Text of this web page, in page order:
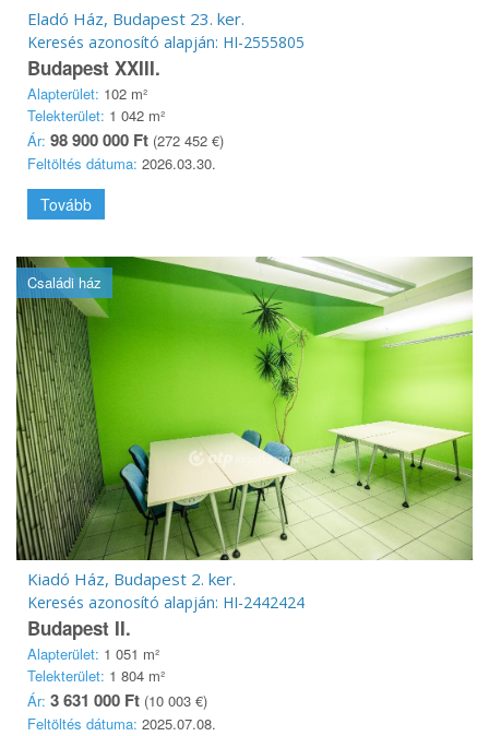
Eladó Ház, Budapest 23. ker.
Keresés azonosító alapján: HI-2555805
Budapest XXIII.
Alapterület: 102 m²
Telekterület: 1 042 m²
Ár: 98 900 000 Ft (272 452 €)
Feltöltés dátuma: 2026.03.30.
Tovább
Családi ház
Kiadó Ház, Budapest 2. ker.
Keresés azonosító alapján: HI-2442424
Budapest II.
Alapterület: 1 051 m²
Telekterület: 1 804 m²
Ár: 3 631 000 Ft (10 003 €)
Feltöltés dátuma: 2025.07.08.